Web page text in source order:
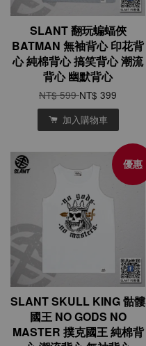
SLANT 翻玩蝙蝠俠
BATMAN 無袖背心 印花背
心 純棉背心 搞笑背心 潮流
背心 幽默背心
NT$ 599NT$ 399
加入購物車
優惠
SLANT SKULL KING 骷髏
國王 NO GODS NO
MASTER 撲克國王 純棉背